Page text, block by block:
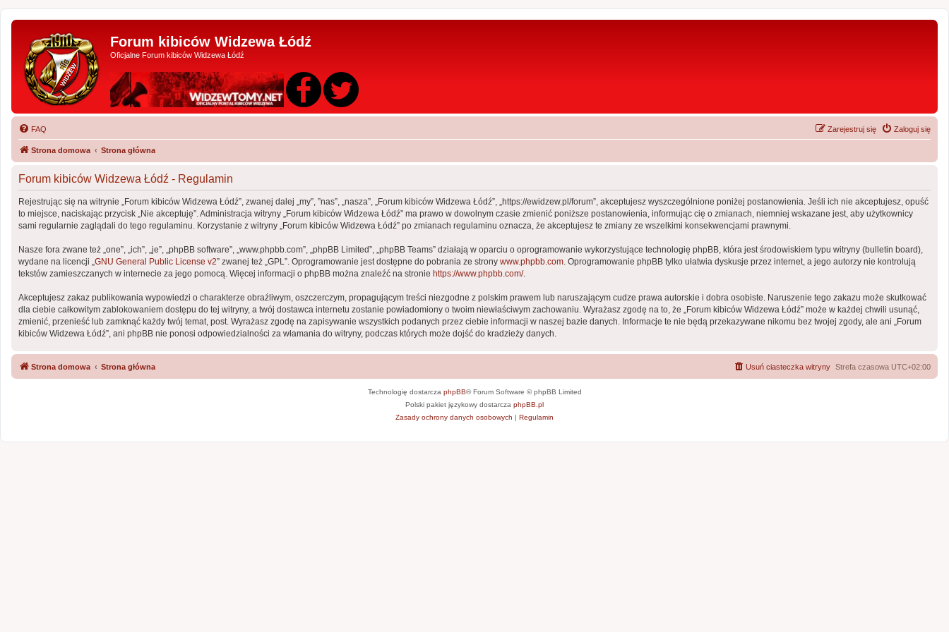
Forum kibiców Widzewa Łódź
Oficjalne Forum kibiców Widzewa Łódź
FAQ Zaloguj się
Zarejestruj się
Strona domowa Strona główna
Forum kibiców Widzewa Łódź - Regulamin
Rejestrując się na witrynie „Forum kibiców Widzewa Łódź”, zwanej dalej „my”, ”nas”, „nasza”, „Forum kibiców Widzewa Łódź”, „https://ewidzew.pl/forum”, akceptujesz wyszczególnione poniżej postanowienia. Jeśli ich nie akceptujesz, opuść
to miejsce, naciskając przycisk „Nie akceptuję”. Administracja witryny „Forum kibiców Widzewa Łódź” ma prawo w dowolnym czasie zmienić poniższe postanowienia, informując cię o zmianach, niemniej wskazane jest, aby użytkownicy
sami regularnie zaglądali do tego regulaminu. Korzystanie z witryny „Forum kibiców Widzewa Łódź” po zmianach regulaminu oznacza, że akceptujesz te zmiany ze wszelkimi konsekwencjami prawnymi.
Nasze fora zwane też „one”, „ich”, „je”, „phpBB software”, „www.phpbb.com”, „phpBB Limited”, „phpBB Teams” działają w oparciu o oprogramowanie wykorzystujące technologię phpBB, która jest środowiskiem typu witryny (bulletin board),
wydane na licencji „GNU General Public License v2” zwanej też „GPL”. Oprogramowanie jest dostępne do pobrania ze strony www.phpbb.com. Oprogramowanie phpBB tylko ułatwia dyskusje przez internet, a jego autorzy nie kontrolują
tekstów zamieszczanych w internecie za jego pomocą. Więcej informacji o phpBB można znaleźć na stronie https://www.phpbb.com/.
Akceptujesz zakaz publikowania wypowiedzi o charakterze obraźliwym, oszczerczym, propagującym treści niezgodne z polskim prawem lub naruszającym cudze prawa autorskie i dobra osobiste. Naruszenie tego zakazu może skutkować
dla ciebie całkowitym zablokowaniem dostępu do tej witryny, a twój dostawca internetu zostanie powiadomiony o twoim niewłaściwym zachowaniu. Wyrażasz zgodę na to, że „Forum kibiców Widzewa Łódź” może w każdej chwili usunąć,
zmienić, przenieść lub zamknąć każdy twój temat, post. Wyrażasz zgodę na zapisywanie wszystkich podanych przez ciebie informacji w naszej bazie danych. Informacje te nie będą przekazywane nikomu bez twojej zgody, ale ani „Forum
kibiców Widzewa Łódź”, ani phpBB nie ponosi odpowiedzialności za włamania do witryny, podczas których może dojść do kradzieży danych.
Strona domowa Strona główna Strefa czasowa UTC+02:00
Usuń ciasteczka witryny
Technologię dostarcza phpBB® Forum Software © phpBB Limited
Polski pakiet językowy dostarcza phpBB.pl
Zasady ochrony danych osobowych | Regulamin